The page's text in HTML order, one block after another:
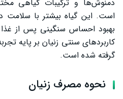
دمنوش‌ها و ترکیبات گیاهی
است. این گیاه بیشتر با
بهبود احساس سنگینی پس از
کاربردهای سنتی زنیان بر پایه
گرفته شده است.
نحوه مصرف زنیان